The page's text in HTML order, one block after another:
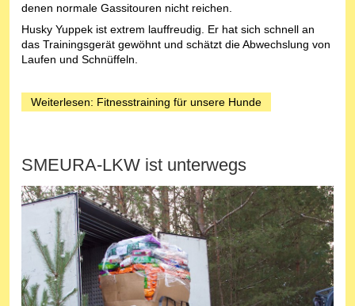
denen normale Gassitouren nicht reichen.
Husky Yuppek ist extrem lauffreudig. Er hat sich schnell an
das Trainingsgerät gewöhnt und schätzt die Abwechslung von
Laufen und Schnüffeln.
Weiterlesen: Fitnesstraining für unsere Hunde
SMEURA-LKW ist unterwegs